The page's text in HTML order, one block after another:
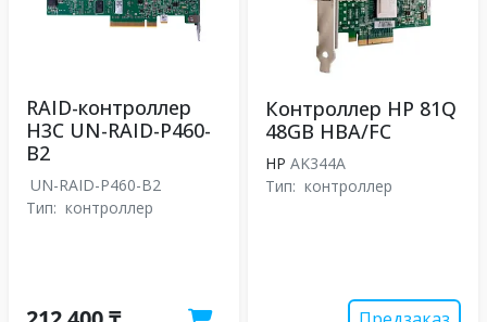
RAID-контроллер
H3C UN-RAID-P460-
B2
UN-RAID-P460-B2
Тип: контроллер
Контроллер HP 81Q
48GB HBA/FC
HP AK344A
Тип: контроллер